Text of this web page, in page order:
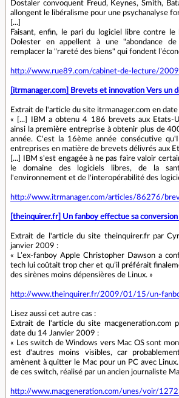
Dostaler convoquent Freud, Keynes, Smith,
allongent le libéralisme pour une psychanalyse
[...]
Faisant, enfin, le pari du logiciel libre contre
Dolester en appellent à une "abondance de
remplacer la "rareté des biens" qui fondent
http://www.rue89.com/cabinet-de-lecture/
[itrmanager.com] Brevets et innovation Vers un
Extrait de l'article du site itrmanager.com en
« [...] IBM a obtenu 4 186 brevets aux Etats-
ainsi la première entreprise à obtenir plus de
année. C'est la 16ème année consécutive
entreprises en matière de brevets délivrés aux
[...] IBM s'est engagée à ne pas faire valoir
le domaine des logiciels libres, de la
l'environnement et de l'interopérabilité des
http://www.itrmanager.com/articles/86276/
[theinquirer.fr] Un fanboy effectue sa
Extrait de l'article du site theinquirer.fr par
janvier 2009 :
« L’ex-fanboy Apple Christopher Dawson a
tech lui coûtait trop cher et qu’il préférait
des sirènes moins dépensières de Linux. »
http://www.theinquirer.fr/2009/01/15/un-
Lisez aussi cet autre cas :
Extrait de l'article du site macgeneration.com
date du 14 Janvier 2009 :
« Les switch de Windows vers Mac OS sont
est d'autres moins visibles, car
amènent à quitter le Mac pour un PC avec
de ces switch, réalisé par un ancien journaliste
http://www.macgeneration.com/unes/voir/